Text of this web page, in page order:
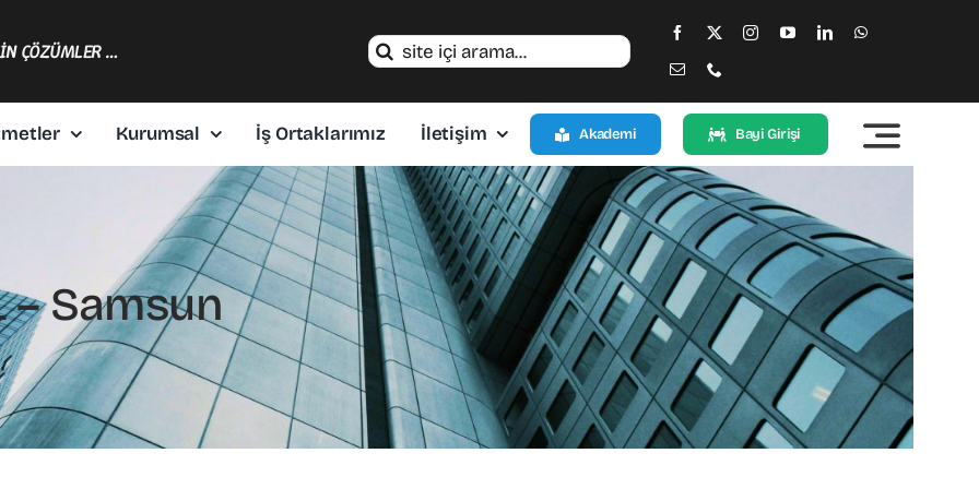
ÇÖZÜMLER …
Search
Kurumsal İş Ortaklarımız İletişim Akademi Bayi Girişi
– Samsun